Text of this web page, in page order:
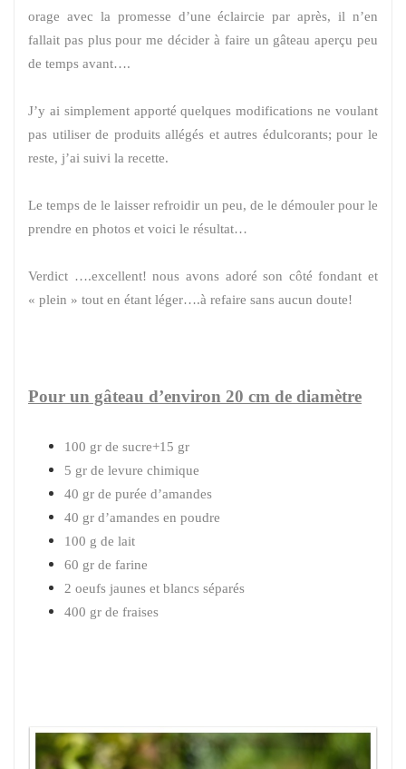
orage avec la promesse d’une éclaircie par après, il n’en
fallait pas plus pour me décider à faire un gâteau aperçu peu
de temps avant….
J’y ai simplement apporté quelques modifications ne voulant
pas utiliser de produits allégés et autres édulcorants; pour le
reste, j’ai suivi la recette.
Le temps de le laisser refroidir un peu, de le démouler pour le
prendre en photos et voici le résultat…
Verdict ….excellent! nous avons adoré son côté fondant et
« plein » tout en étant léger….à refaire sans aucun doute!
Pour un gâteau d’environ 20 cm de diamètre
100 gr de sucre+15 gr
5 gr de levure chimique
40 gr de purée d’amandes
40 gr d’amandes en poudre
100 g de lait
60 gr de farine
2 oeufs jaunes et blancs séparés
400 gr de fraises